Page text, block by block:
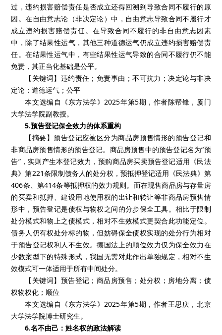
过，违约损害赔偿责任是否成立还得回溯到导致合同不履行的原
因。在自由意志论（非决定论）中，自由意志导致合同不履行才
成立违约损害赔偿责任。在导致合同不履行的非自由意志因素
中，除了结果性运气，其他三种道德运气仍成立违约损害赔偿责
任。在结果性运气中，有些结果性运气导致的合同不履行仍不能
免责，其正当化基础是公平。
【关键词】违约责任；免责事由；不可抗力；决定论与非决
定论；道德运气；公平
本文选编自《东方法学》2025年第5期，作者陈帮锋，厦门
大学法学院副教授。
5.预告登记保全效力的体系重构
【摘要】预告登记应被区分为商品房预售情形的预告登记和
非商品房预售情形的预告登记。商品房预售中的预告登记名为“预
告”，实则产生本登记效力，预购商品房买卖预告登记适用《民法
典》第221条限制债务人的处分权，预抵押登记适用《民法典》第
406条、第414条等抵押权的效力规则。而在现售商品房与存量房
的买卖和抵押、建设用地使用权的出让和转让等非商品房预售情
形中，预告登记是债权与物权之间的分步保全工具。相比于限制
处分模式和物上之债模式，相对不生效模式更契合此功能定位。
债务人仍有权处分标的物，但妨碍保全债权实现的处分行为相对
于预告登记权利人不生效。德国法上的顺位效力仅为保全效力在
少数案型下的特殊形式，我国无需对此作出单独规定，相对不生
效模式可一体适用于所有中间处分。
【关键词】预告登记；商品房预售；处分权；房地分离；债
权物权化；顺位
本文选编自《东方法学》2025年第5期，作者王思庆，北京
大学法学院博士研究生。
6.名不由己：姓名权的政法解读